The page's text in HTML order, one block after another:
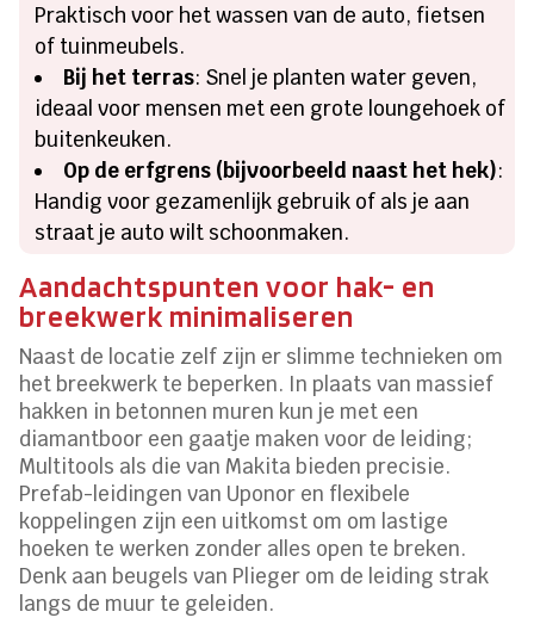
Praktisch voor het wassen van de auto, fietsen
of tuinmeubels.
Bij het terras: Snel je planten water geven,
ideaal voor mensen met een grote loungehoek of
buitenkeuken.
Op de erfgrens (bijvoorbeeld naast het hek):
Handig voor gezamenlijk gebruik of als je aan
straat je auto wilt schoonmaken.
Aandachtspunten voor hak- en
breekwerk minimaliseren
Naast de locatie zelf zijn er slimme technieken om
het breekwerk te beperken. In plaats van massief
hakken in betonnen muren kun je met een
diamantboor een gaatje maken voor de leiding;
Multitools als die van Makita bieden precisie.
Prefab-leidingen van Uponor en flexibele
koppelingen zijn een uitkomst om om lastige
hoeken te werken zonder alles open te breken.
Denk aan beugels van Plieger om de leiding strak
langs de muur te geleiden.